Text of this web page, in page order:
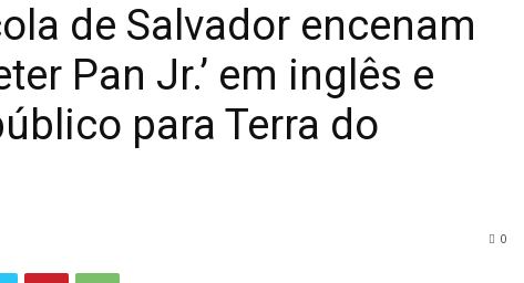
de Salvador encenam
Pan Jr.’ em inglês e
para Terra do
0